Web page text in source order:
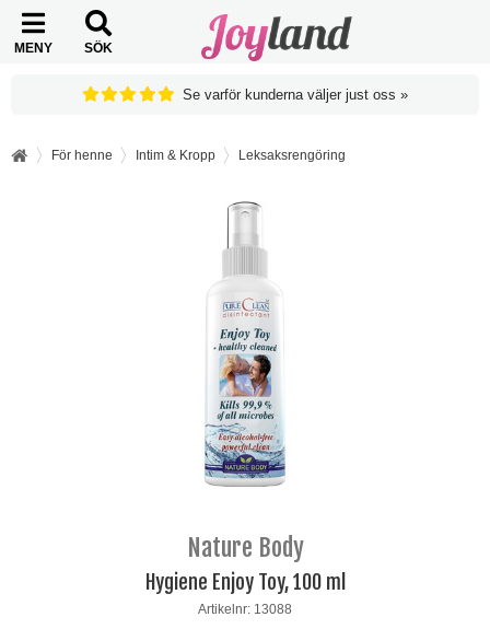
MENY SÖK
Se varför kunderna väljer just oss »
För henne Intim & Kropp Leksaksrengöring
Nature Body
Hygiene Enjoy Toy, 100 ml
Artikelnr: 13088